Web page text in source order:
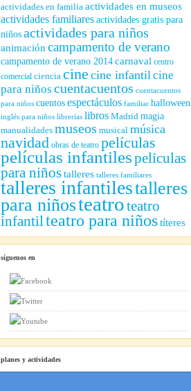
actividades en familia actividades en museos
actividades familiaresactividades gratis para
niñosactividades para niños
animación campamento de verano
campamento de verano 2014carnaval centro
comercial ciencia cine cine infantilcine
para niños cuentacuentos cuentacuentos
para niños cuentosespectáculos familiar halloween
inglés para niños librerías libros Madrid magia
manualidades museos musical música
navidad obras de teatro películas
películas infantilespelículas
para niñostalleres talleres familiares
talleres infantilestalleres
para niñosteatroteatro
infantilteatro para niñostíteres
síguenos en
planes y actividades